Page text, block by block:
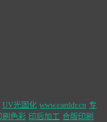
UV光固化 www.carddr.cn 专
刷色彩 印后加工 合版印刷